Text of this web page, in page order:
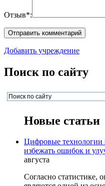
Отзыв*:
Добавить учреждение
Поиск по сайту
Новые статьи
Цифровые технологии
избежать ошибок и
августа
Согласно статистике,